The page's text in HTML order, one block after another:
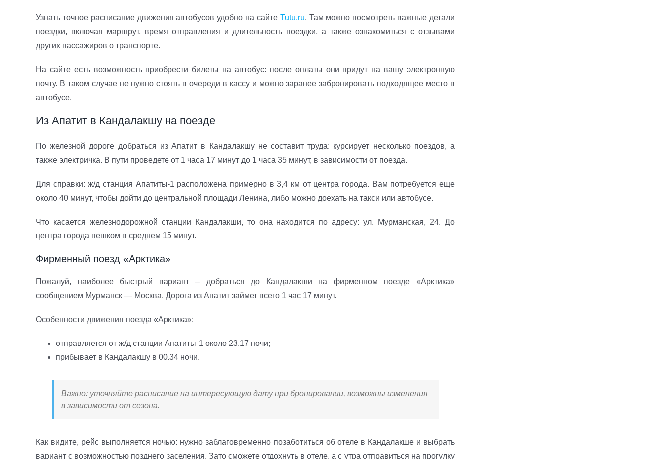
Узнать точное расписание движения автобусов удобно на сайте Tutu.ru. Там можно посмотреть важные детали
поездки, включая маршрут, время отправления и длительность поездки, а также ознакомиться с отзывами
других пассажиров о транспорте.
На сайте есть возможность приобрести билеты на автобус: после оплаты они придут на вашу электронную
почту. В таком случае не нужно стоять в очереди в кассу и можно заранее забронировать подходящее место в
автобусе.
Из Апатит в Кандалакшу на поезде
По железной дороге добраться из Апатит в Кандалакшу не составит труда: курсирует несколько поездов, а
также электричка. В пути проведете от 1 часа 17 минут до 1 часа 35 минут, в зависимости от поезда.
Для справки: ж/д станция Апатиты-1 расположена примерно в 3,4 км от центра города. Вам потребуется еще
около 40 минут, чтобы дойти до центральной площади Ленина, либо можно доехать на такси или автобусе.
Что касается железнодорожной станции Кандалакши, то она находится по адресу: ул. Мурманская, 24. До
центра города пешком в среднем 15 минут.
Фирменный поезд «Арктика»
Пожалуй, наиболее быстрый вариант – добраться до Кандалакши на фирменном поезде «Арктика»
сообщением Мурманск — Москва. Дорога из Апатит займет всего 1 час 17 минут.
Особенности движения поезда «Арктика»:
отправляется от ж/д станции Апатиты-1 около 23.17 ночи;
прибывает в Кандалакшу в 00.34 ночи.
Важно: уточняйте расписание на интересующую дату при бронировании, возможны изменения
в зависимости от сезона.
Как видите, рейс выполняется ночью: нужно заблаговременно позаботиться об отеле в Кандалакше и выбрать
вариант с возможностью позднего заселения. Зато сможете отдохнуть в отеле, а с утра отправиться на прогулку